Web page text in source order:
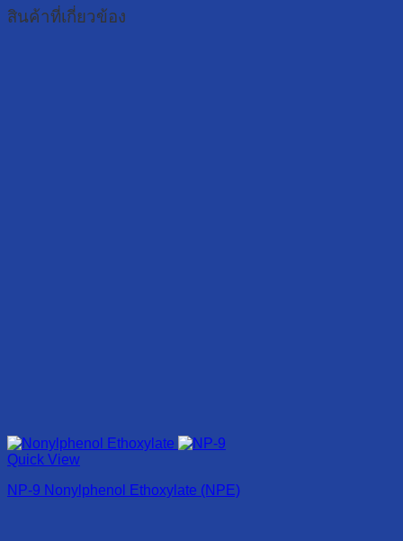
สินค้าที่เกี่ยวข้อง
Quick View
NP-9 Nonylphenol Ethoxylate (NPE)